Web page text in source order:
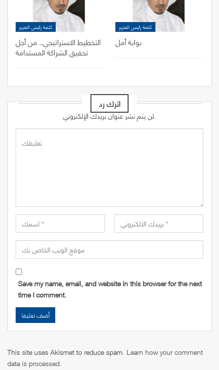
كلمة رئيس التحرير
التخطيط الاستراتيجي.. من أجل
تحقيق الشراكة المستدامة
كلمة رئيس التحرير
بوابة أمل
اترك رد
لن يتم نشر عنوان بريدك الإلكتروني.
Save my name, email, and website in this browser for the next
time I comment.
This site uses Akismet to reduce spam. Learn how your comment
data is processed.